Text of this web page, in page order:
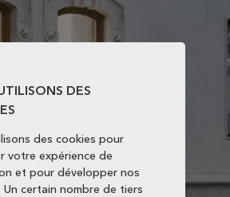
DES
des cookies pour
votre expérience de
et pour développer nos
Un certain nombre de tiers